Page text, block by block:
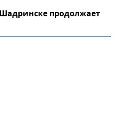
продолжает